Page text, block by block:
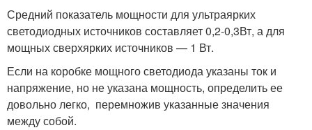
Средний показатель мощности для ультраярких
светодиодных источников составляет 0,2-0,3Вт, а для
мощных сверхярких источников — 1 Вт.
Если на коробке мощного светодиода указаны ток и
напряжение, но не указана мощность, определить ее
довольно легко, перемножив указанные значения
между собой.